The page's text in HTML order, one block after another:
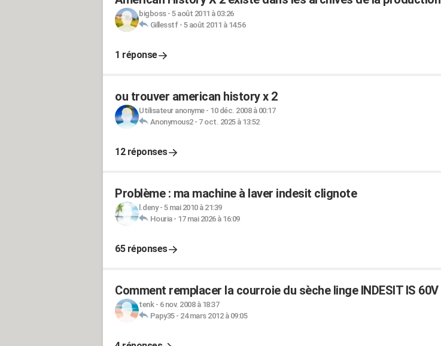
bigboss- 5 août 2011 à 03:26
Gillesstf- 5 août 2011 à 14:56
1 réponse
ou trouver american history x 2
Utilisateur anonyme- 10 déc. 2008 à 00:17
Anonymous2- 7 oct. 2025 à 13:52
12 réponses
Problème : ma machine à laver indesit clignote
l.deny- 5 mai 2010 à 21:39
Houria- 17 mai 2026 à 16:09
65 réponses
Comment remplacer la courroie du sèche linge INDESIT IS 60V
tenk- 6 nov. 2008 à 18:37
Papy35- 24 mars 2012 à 09:05